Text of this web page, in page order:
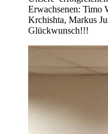
Erwachsenen: Timo
Krchishta, Markus
Glückwunsch!!!